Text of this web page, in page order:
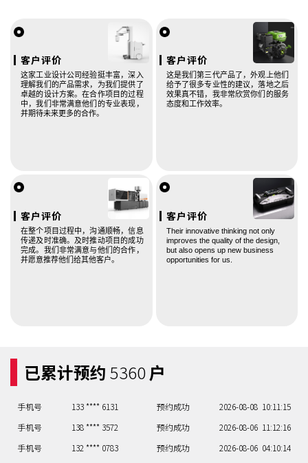
客户评价
这家工业设计公司经验挺丰富，深入
理解我们的产品需求，为我们提供了
卓越的设计方案。在合作项目的过程
中，我们非常满意他们的专业表现，
并期待未来更多的合作。
客户评价
这是我们第三代产品了，外观上他们
给予了很多专业性的建议，落地之后
效果真不错，我非常欣赏你们的服务
态度和工作效率。
客户评价
在整个项目过程中，沟通顺畅，信息
传递及时准确。及时推动项目的成功
完成。我们非常满意与他们的合作，
并愿意推荐他们给其他客户。
客户评价
Their innovative thinking not only
improves the quality of the design,
but also opens up new business
opportunities for us.
已累计预约 5360户
手机号 预约成功 2026-08-0611:12:16
手机号
132 **** 0783 预约成功 2026-08-0604:10:14
手机号
130 **** 7841 预约成功 2026-08-07
手机号
135 **** 1488 预约成功
手机号
138 **** 3572 预约成功 2026-08-06 11:12:16
手机号
132 **** 0783 预约成功 2026-08-06 04:10:14
手机号
130 **** 7841 预约成功 2026-08-07 12:13:17